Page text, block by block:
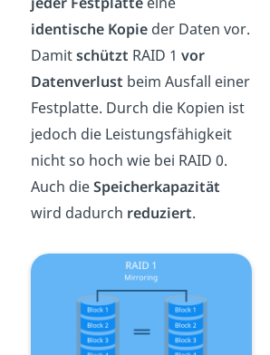
identische Kopie der Daten vor.
Damitschützt RAID 1vor
Datenverlust beim Ausfall einer
Festplatte. Durch die Kopien ist
jedoch die Leistungsfähigkeit
nicht so hoch wie bei RAID 0.
Auch dieSpeicherkapazität
wird dadurch reduziert.